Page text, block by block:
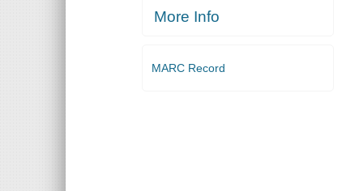
More Info
MARC Record